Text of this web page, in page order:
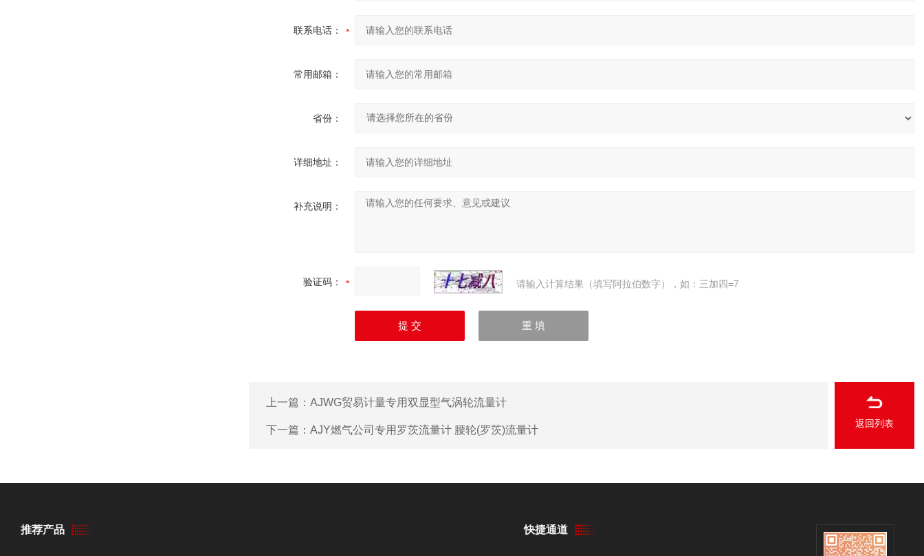
联系电话：
常用邮箱：
省份：
详细地址：
补充说明：
验证码： 请输入计算结果（填写阿拉伯数字），如：三加四=7
上一篇： AJWG贸易计量专用双显型气涡轮流量计
下一篇： AJY燃气公司专用罗茨流量计 腰轮(罗茨)流量计
返回列表
推荐产品 快捷通道